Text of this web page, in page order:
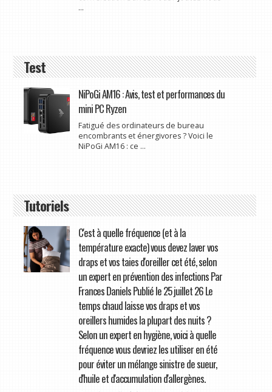
...
Test
NiPoGi AM16 : Avis, test et performances du
mini PC Ryzen
Fatigué des ordinateurs de bureau
encombrants et énergivores ? Voici le
NiPoGi AM16 : ce ...
Tutoriels
C'est à quelle fréquence (et à la
température exacte) vous devez laver vos
draps et vos taies d'oreiller cet été, selon
un expert en prévention des infections Par
Frances Daniels Publié le 25 juillet 26 Le
temps chaud laisse vos draps et vos
oreillers humides la plupart des nuits ?
Selon un expert en hygiène, voici à quelle
fréquence vous devriez les utiliser en été
pour éviter un mélange sinistre de sueur,
d'huile et d'accumulation d'allergènes.